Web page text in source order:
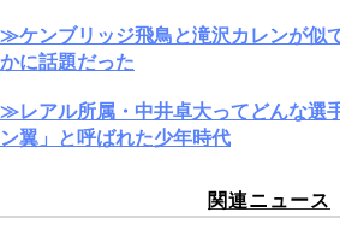
≫ケンブリッジ飛鳥と滝沢カレンが似
かに話題だった
≫レアル所属・中井卓大ってどんな選
ン翼」と呼ばれた少年時代
関連ニュース